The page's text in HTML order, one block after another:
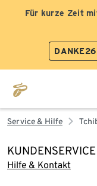
Für kurze Zeit
DANKE26
Service & Hilfe
KUNDENSERVICE
Hilfe & Kontakt